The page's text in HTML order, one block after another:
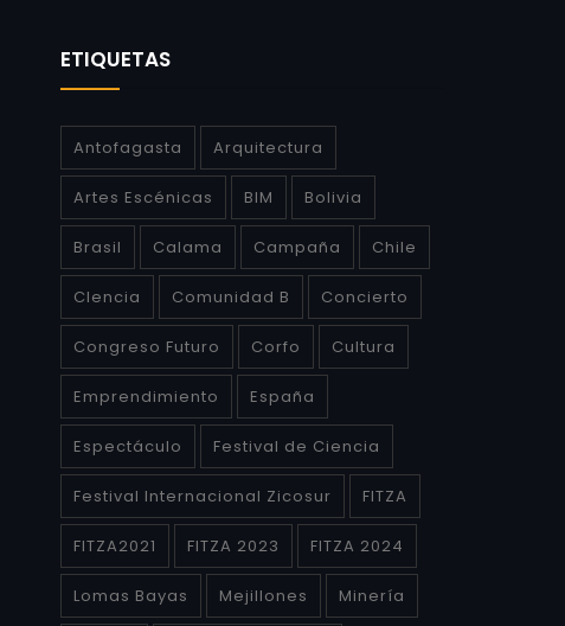
ETIQUETAS
Antofagasta Arquitectura
Artes Escénicas BIM Bolivia
Brasil Calama Campaña Chile
CIencia Comunidad B Concierto
Congreso Futuro Corfo Cultura
Emprendimiento España
Espectáculo Festival de Ciencia
Festival Internacional Zicosur FITZA
FITZA2021 FITZA 2023 FITZA 2024
Lomas Bayas Mejillones Minería